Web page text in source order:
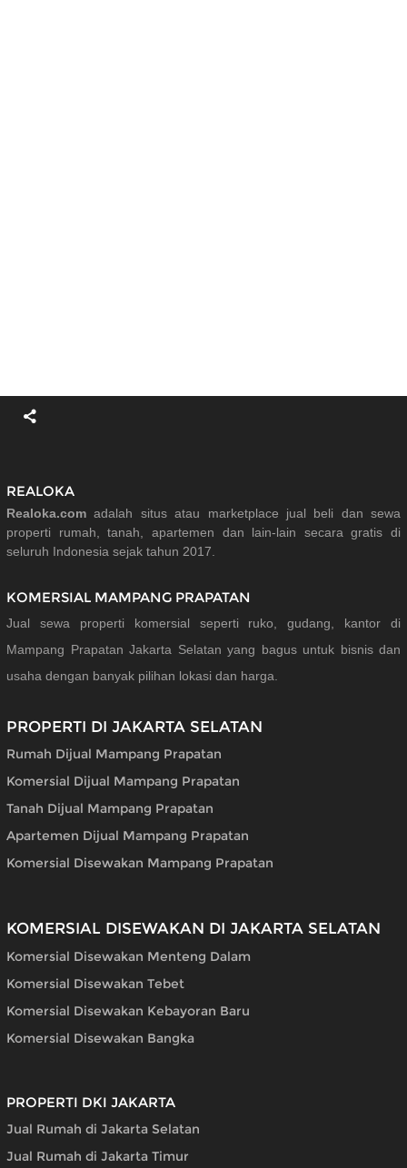
REALOKA
Realoka.com adalah situs atau marketplace jual beli dan sewa
properti rumah, tanah, apartemen dan lain-lain secara gratis di
seluruh Indonesia sejak tahun 2017.
KOMERSIAL MAMPANG PRAPATAN
Jual sewa properti komersial seperti ruko, gudang, kantor di
Mampang Prapatan Jakarta Selatan yang bagus untuk bisnis dan
usaha dengan banyak pilihan lokasi dan harga.
PROPERTI DI JAKARTA SELATAN
Rumah Dijual Mampang Prapatan
Komersial Dijual Mampang Prapatan
Tanah Dijual Mampang Prapatan
Apartemen Dijual Mampang Prapatan
Komersial Disewakan Mampang Prapatan
KOMERSIAL DISEWAKAN DI JAKARTA SELATAN
Komersial Disewakan Menteng Dalam
Komersial Disewakan Tebet
Komersial Disewakan Kebayoran Baru
Komersial Disewakan Bangka
PROPERTI DKI JAKARTA
Jual Rumah di Jakarta Selatan
Jual Rumah di Jakarta Timur